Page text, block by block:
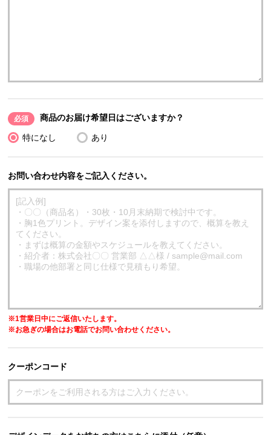
必須 商品のお届け希望日はございますか？
特になし あり
お問い合わせ内容をご記入ください。
※1営業日中にご返信いたします。
※お急ぎの場合はお電話でお問い合わせください。
クーポンコード